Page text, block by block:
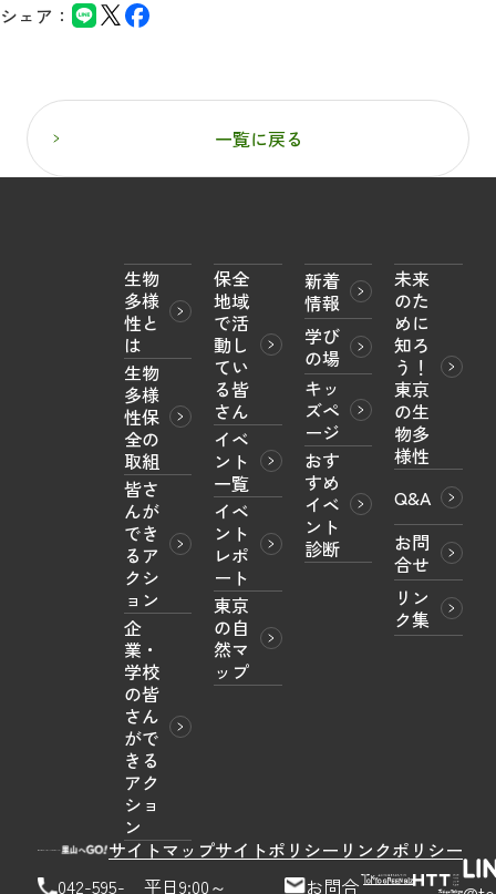
シェア：
一覧に戻る
生物
多様
性と
は
生物
多様
性保
全の
取組
皆さ
んが
でき
るア
クシ
ョン
企
業・
学校
の皆
さん
がで
きる
アク
ショ
ン
保全
地域
で活
動し
てい
る皆
さん
イベ
ント
一覧
イベ
ント
レポ
ート
東京
の自
然マ
ップ
新着
情報
学び
の場
キッ
ズペ
ージ
おす
すめ
イベ
ント
診断
未来
のた
めに
知ろ
う！
東京
の生
物多
様性
Q&A
お問
合せ
リン
ク集
サイトマップサイトポリシー リンクポリシー
042-595-
平日9:00～ お問合